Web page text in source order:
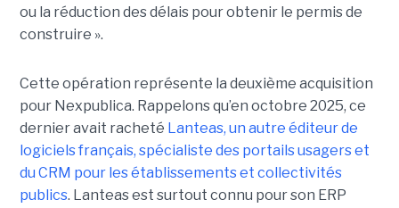
ou la réduction des délais pour obtenir le permis de
construire ».
Cette opération représente la deuxième acquisition
pour Nexpublica. Rappelons qu’en octobre 2025, ce
dernier avait racheté Lanteas, un autre éditeur de
logiciels français, spécialiste des portails usagers et
du CRM pour les établissements et collectivités
publics. Lanteas est surtout connu pour son ERP